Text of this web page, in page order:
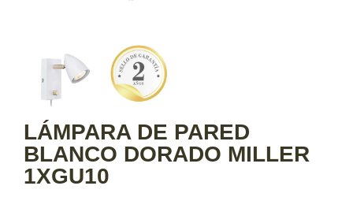
LÁMPARA DE PARED
BLANCO DORADO MILLER
1XGU10